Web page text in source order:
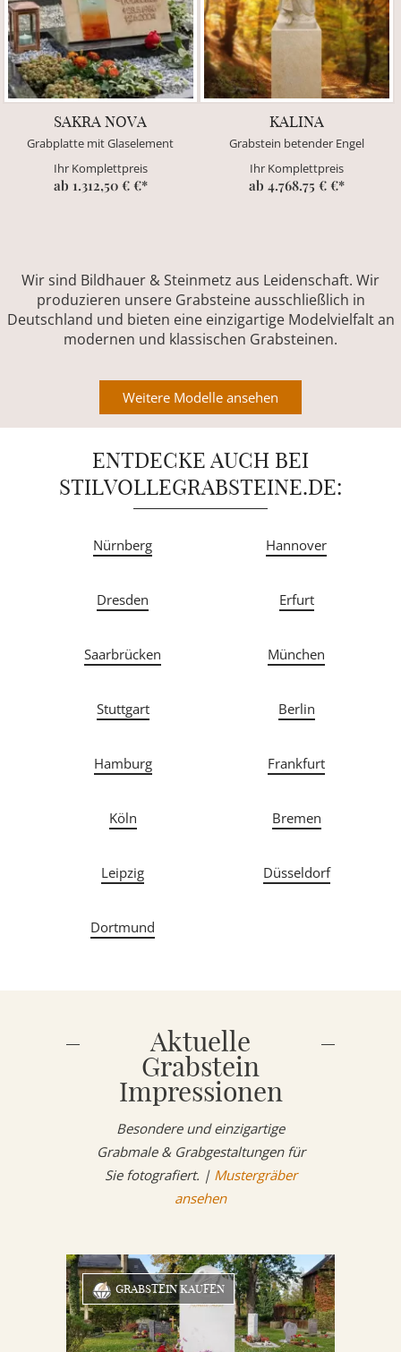
SAKRA NOVA
Grabplatte mit Glaselement
Ihr Komplettpreis
ab 1.312,50 € €*
KALINA
Grabstein betender Engel
Ihr Komplettpreis
ab 4.768.75 € €*
Wir sind Bildhauer & Steinmetz aus Leidenschaft. Wir
produzieren unsere Grabsteine ausschließlich in
Deutschland und bieten eine einzigartige Modelvielfalt an
modernen und klassischen Grabsteinen.
Weitere Modelle ansehen
ENTDECKE AUCH BEI
STILVOLLEGRABSTEINE.DE:
Nürnberg Hannover
Dresden Erfurt
Saarbrücken München
Stuttgart Berlin
Hamburg Frankfurt
Köln Bremen
Leipzig Düsseldorf
Dortmund
Aktuelle
Grabstein
Impressionen
Besondere und einzigartige
Grabmale & Grabgestaltungen für
Sie fotografiert. | Mustergräber
ansehen
GRABSTEIN KAUFEN